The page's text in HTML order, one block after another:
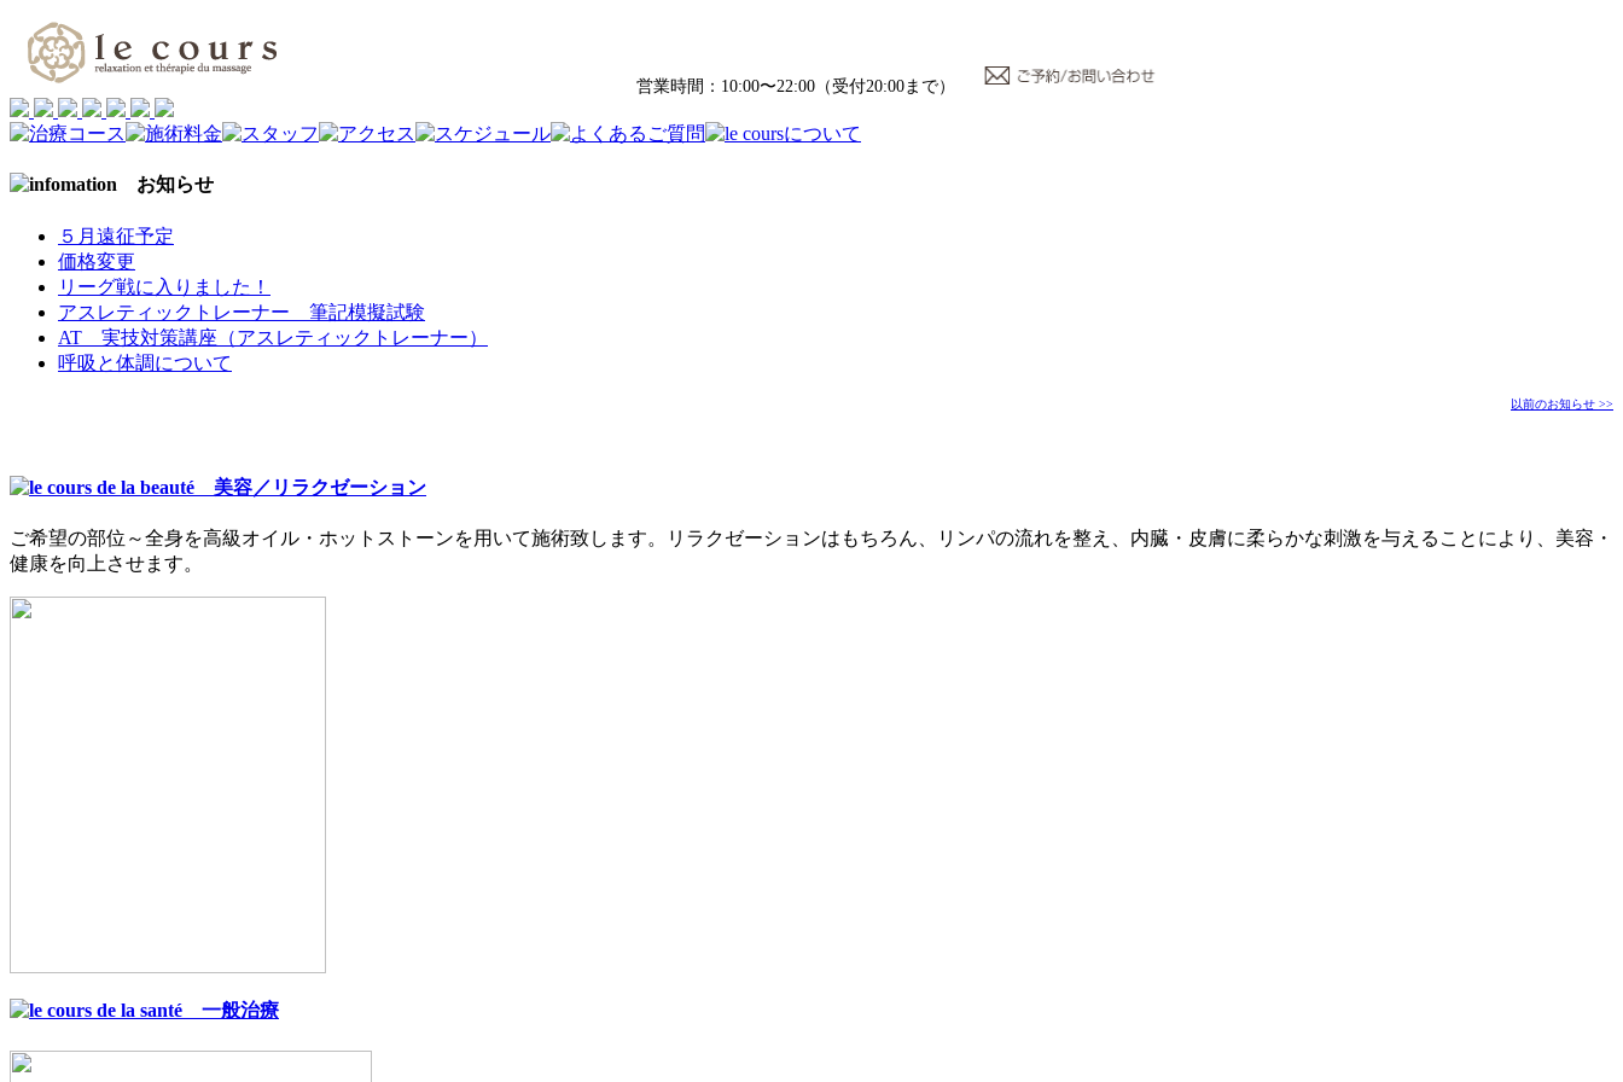
営業時間：10:00〜22:00（受付20:00まで）
５月遠征予定
価格変更
リーグ戦に入りました！
アスレティックトレーナー 筆記模擬試験
AT 実技対策講座（アスレティックトレーナー）
呼吸と体調について
以前のお知らせ >>
ご希望の部位～全身を高級オイル・ホットストーンを用いて施術致します。リラクゼーションはもちろん、リンパの流れを整え、内臓・皮膚に柔らかな刺激を与えることにより、美容・
健康を向上させます。